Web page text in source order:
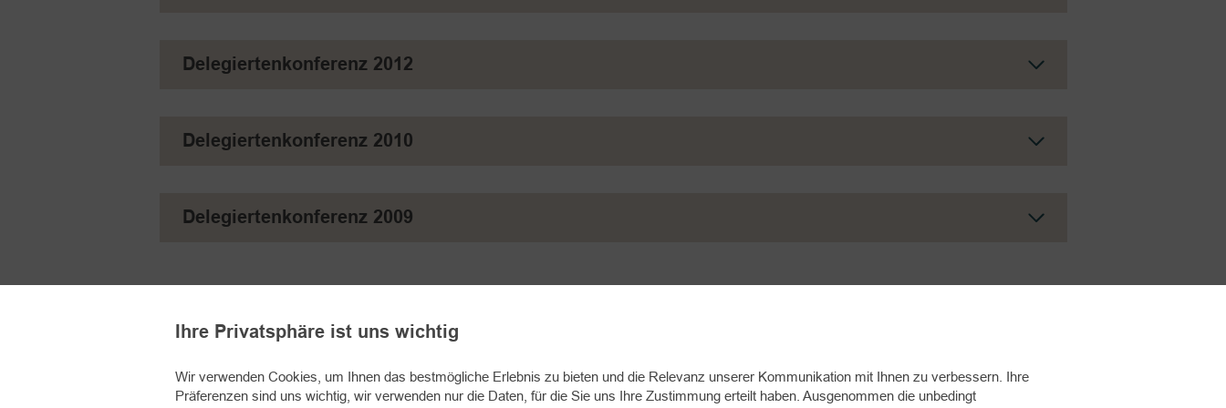
Delegiertenkonferenz 2012
Delegiertenkonferenz 2010
Delegiertenkonferenz 2009
Ihre Privatsphäre ist uns wichtig
Wir verwenden Cookies, um Ihnen das bestmögliche Erlebnis zu bieten und die Relevanz unserer Kommunikation mit Ihnen zu verbessern. Ihre
Präferenzen sind uns wichtig, wir verwenden nur die Daten, für die Sie uns Ihre Zustimmung erteilt haben. Ausgenommen die unbedingt